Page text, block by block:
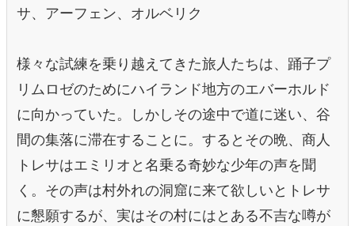
サ、アーフェン、オルベリク
様々な試練を乗り越えてきた旅人たちは、踊子プ
リムロゼのためにハイランド地方のエバーホルド
に向かっていた。しかしその途中で道に迷い、谷
間の集落に滞在することに。するとその晩、商人
トレサはエミリオと名乗る奇妙な少年の声を聞
く。その声は村外れの洞窟に来て欲しいとトレサ
に懇願するが、実はその村にはとある不吉な噂が